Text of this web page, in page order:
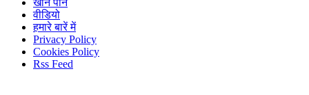
खान पान
वीडियो
हमारे बारें में
Privacy Policy
Cookies Policy
Rss Feed